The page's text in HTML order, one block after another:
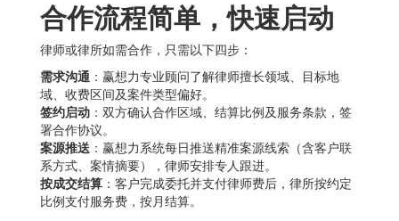
合作流程简单，快速启动
律师或律所如需合作，只需以下四步：
需求沟通 ：赢想力专业顾问了解律师擅长领域、目标地
域、收费区间及案件类型偏好。
签约启动：双方确认合作区域、结算比例及服务条款，签
署合作协议。
案源推送：赢想力系统每日推送精准案源线索（含客户联
系方式、案情摘要），律师安排专人跟进。
按成交结算：客户完成委托并支付律师费后，律所按约定
比例支付服务费，按月结算。